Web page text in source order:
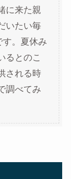
に来た親
いたい毎
す。夏休み
るとのこ
される時
調べてみ